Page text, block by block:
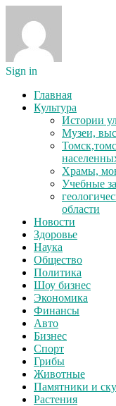
Sign in
Главная
Культура
Истории
Музеи,
Храмы,
Учебные
области
Новости
Здоровье
Наука
Общество
Политика
Шоу бизнес
Экономика
Финансы
Авто
Бизнес
Спорт
Грибы
Животные
Памятники и
Растения